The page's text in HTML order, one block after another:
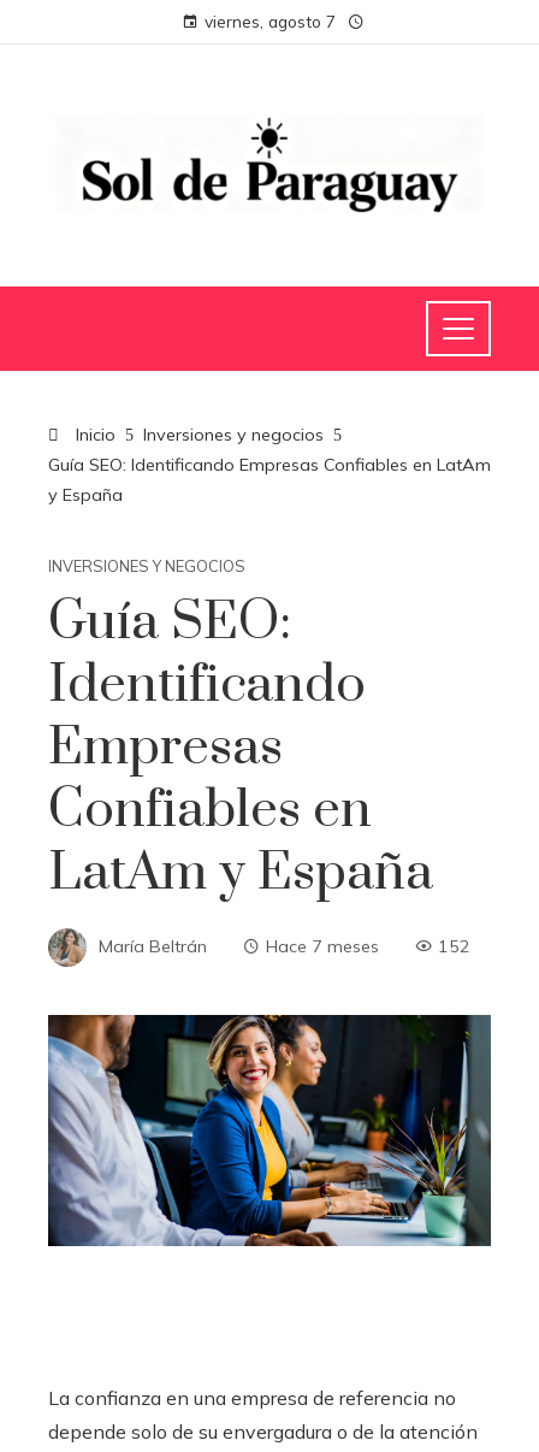
viernes, agosto 7
Inicio
Inversiones y negocios
Guía SEO: Identificando Empresas Confiables en LatAm
y España
INVERSIONES Y NEGOCIOS
Guía SEO:
Identificando
Empresas
Confiables en
LatAm y España
María Beltrán Hace 7 meses 152
La confianza en una empresa de referencia no
depende solo de su envergadura o de la atención